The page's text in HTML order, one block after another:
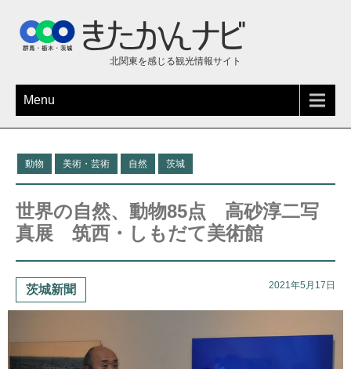
北関東を感じる観光情報サイト
Menu
動物 美術・芸術 自然 茨城
世界の自然、動物85点 高砂淳二写
真展 筑西・しもだて美術館
茨城新聞 2021年5月17日